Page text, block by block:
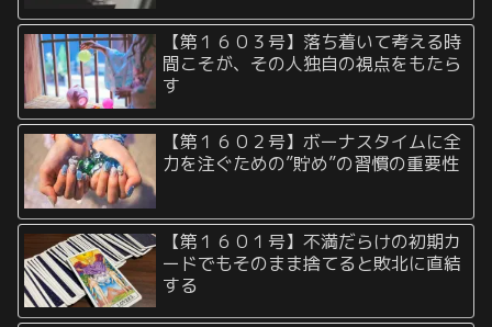
【第１６０３号】落ち着いて考える時
間こそが、その人独自の視点をもたら
す
【第１６０２号】ボーナスタイムに全
力を注ぐための”貯め”の習慣の重要性
【第１６０１号】不満だらけの初期カ
ードでもそのまま捨てると敗北に直結
する